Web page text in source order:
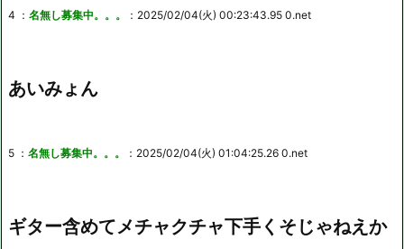
4 ： 名無し募集中。。。 ：2025/02/04(火) 00:23:43.95 0.net
あいみょん
5 ： 名無し募集中。。。 ：2025/02/04(火) 01:04:25.26 0.net
ギター含めてメチャクチャ下手くそじゃねえか